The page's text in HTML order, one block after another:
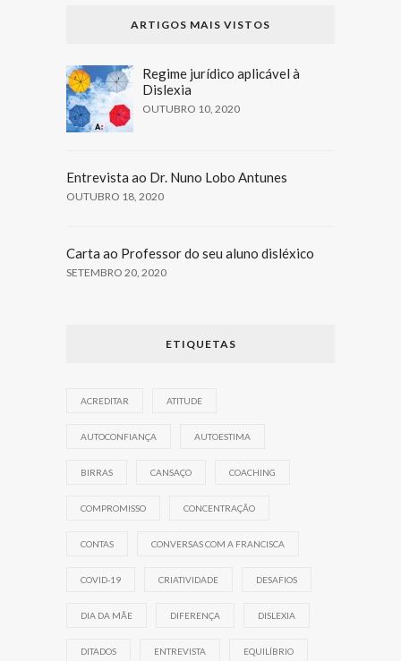
ARTIGOS MAIS VISTOS
Regime jurídico aplicável à
Dislexia
OUTUBRO 10, 2020
Entrevista ao Dr. Nuno Lobo Antunes
OUTUBRO 18, 2020
Carta ao Professor do seu aluno disléxico
SETEMBRO 20, 2020
ETIQUETAS
ACREDITAR ATITUDE
AUTOCONFIANÇA AUTOESTIMA
BIRRAS CANSAÇO COACHING
COMPROMISSO CONCENTRAÇÃO
CONTAS CONVERSAS COM A FRANCISCA
COVID-19 CRIATIVIDADE DESAFIOS
DIA DA MÃE DIFERENÇA DISLEXIA
DITADOS ENTREVISTA EQUILÍBRIO